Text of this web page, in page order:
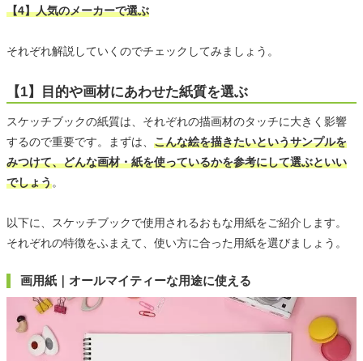
【4】人気のメーカーで選ぶ
それぞれ解説していくのでチェックしてみましょう。
【1】目的や画材にあわせた紙質を選ぶ
スケッチブックの紙質は、それぞれの描画材のタッチに大きく影響
するので重要です。まずは、 こんな絵を描きたいというサンプルを
みつけて、どんな画材・紙を使っているかを参考にして選ぶといい
でしょう。
以下に、スケッチブックで使用されるおもな用紙をご紹介します。
それぞれの特徴をふまえて、使い方に合った用紙を選びましょう。
画用紙｜オールマイティーな用途に使える